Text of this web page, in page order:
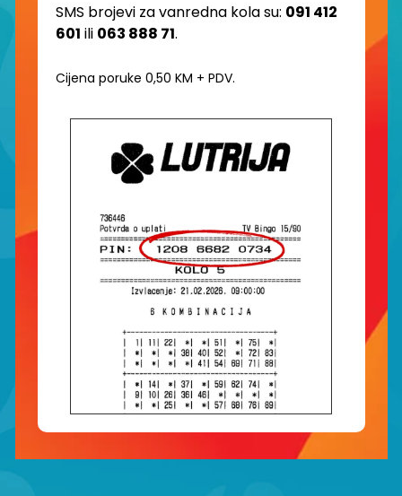
SMS brojevi za vanredna kola su: 091 412
601 ili 063 888 71.
Cijena poruke 0,50 KM + PDV.